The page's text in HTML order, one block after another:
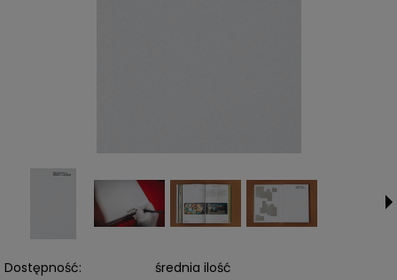
Dostępność:
średnia ilość